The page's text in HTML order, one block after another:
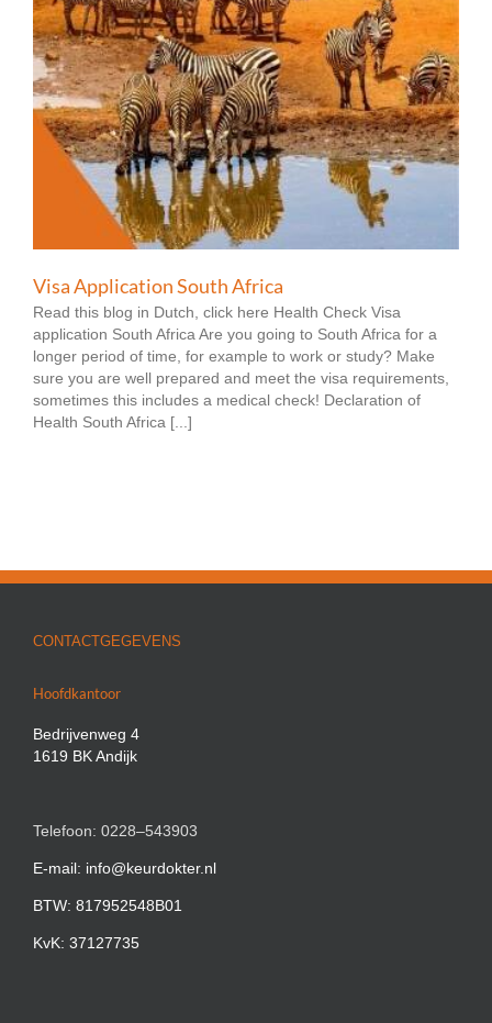
Visa Application South Africa
Read this blog in Dutch, click here Health Check Visa
application South Africa Are you going to South Africa for a
longer period of time, for example to work or study? Make
sure you are well prepared and meet the visa requirements,
sometimes this includes a medical check! Declaration of
Health South Africa [...]
CONTACTGEGEVENS
Hoofdkantoor
Bedrijvenweg 4
1619 BK Andijk
Telefoon: 0228–543903
E-mail: info@keurdokter.nl
BTW: 817952548B01
KvK: 37127735